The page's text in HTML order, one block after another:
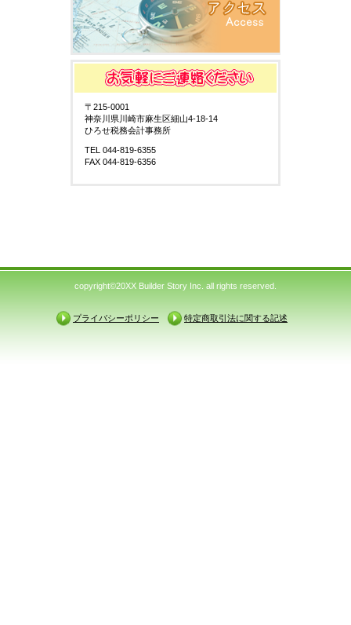
〒215-0001
神奈川県川崎市麻生区細山4-18-14
ひろせ税務会計事務所
TEL 044-819-6355
FAX 044-819-6356
copyright©20XX Builder Story Inc. all rights reserved.
プライバシーポリシー 特定商取引法に関する記述